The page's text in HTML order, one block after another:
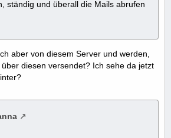
ständig und überall die Mails abrufen
aber von diesem Server und werden,
diesen versendet? Ich sehe da jetzt